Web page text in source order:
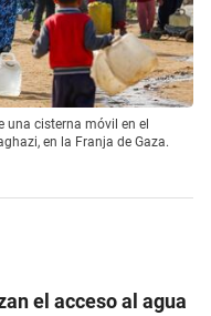
una cisterna móvil en el
en la Franja de Gaza.
el acceso al agua